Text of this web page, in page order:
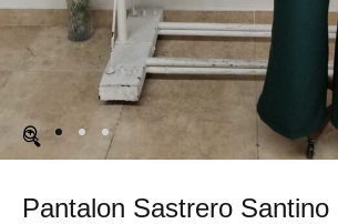
🔍
Pantalon Sastrero Santino